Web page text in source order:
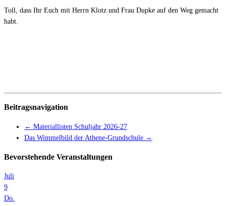
Toll, dass Ihr Euch mit Herrn Klotz und Frau Dupke auf den Weg gemacht
habt.
Beitragsnavigation
← Materiallisten Schuljahr 2026-27
Das Wimmelbild der Athene-Grundschule →
Bevorstehende Veranstaltungen
Juli
9
Do.